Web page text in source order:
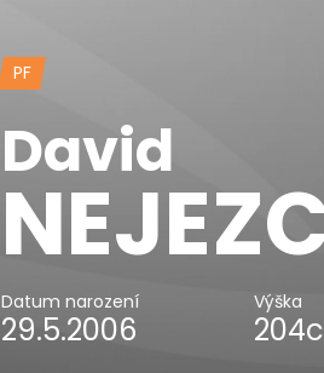
PF
David
Datum narození
29.5.2006
Výška